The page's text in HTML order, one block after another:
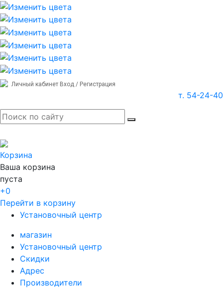
Личный кабинет Вход / Регистрация
т. 54-24-40
Корзина
Ваша корзина
пуста
+0
Перейти в корзину
Установочный центр
магазин
Установочный центр
Скидки
Адрес
Производители